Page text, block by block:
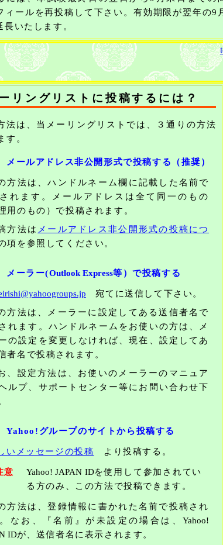
ィールを再投稿して下さい。有効期限が翌年の9
長いたします。
リングリストに投稿するには？
法は、当メーリングリストでは、３通りの方法
す。
ールアドレス非公開形式で投稿する（推奨）
方法は、ハンドルネーム欄に記載した名前で
れます。メールアドレスは全て同一のもの
用のもの）で投稿されます。
方法は メールアドレス非公開形式の投稿につ
項を参照してください。
メーラー(Outlook Express等）で投稿する
i@yahoogroups.jp 宛てに送信して下さい。
方法は、メーラーに設定してある送信者名で
れます。ハンドルネームをお使いの方は、メ
の設定を変更しなければ、現在、設定してあ
者名で投稿されます。
、設定方法は、お使いのメーラーのマニュア
ルプ、サポートセンター等にお問い合わせ下
グループのサイトから投稿する
いメッセージの投稿 より投稿する。
意 Yahoo! JAPAN IDを使用して参加されてい
る方のみ、この方法で投稿できます。
方法は、登録情報に書かれた名前で投稿され
なお、『名前』が未設定の場合は、 Yahoo!
IDが、送信者名に表示されます。